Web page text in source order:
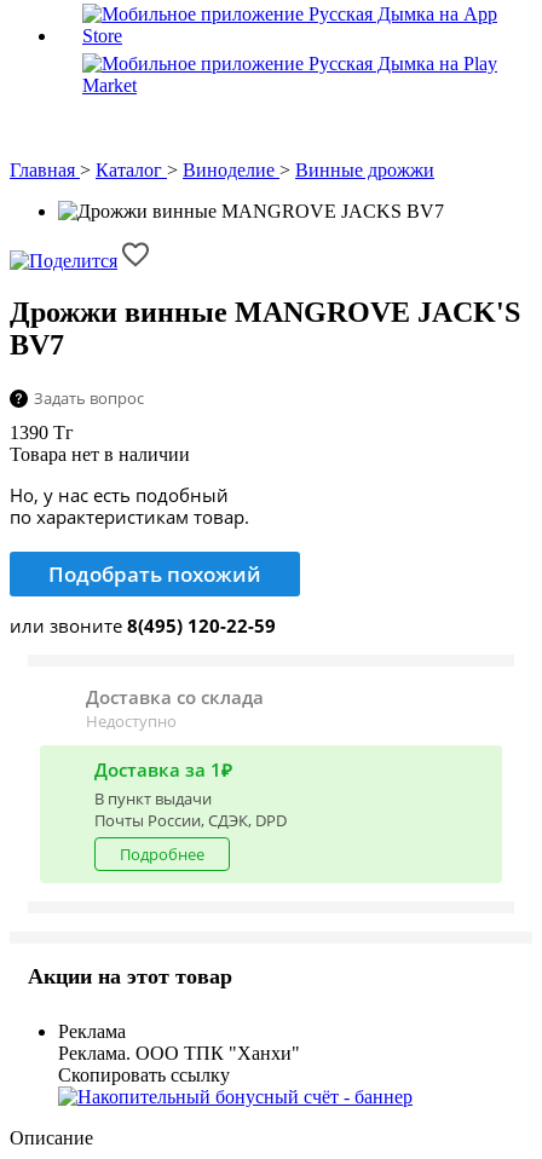
Главная > Каталог > Виноделие > Винные дрожжи
Дрожжи винные MANGROVE JACK'S
BV7
Задать вопрос
1390 Тг
Товара нет в наличии
Но, у нас есть подобный
по характеристикам товар.
Подобрать похожий
или звоните 8(495) 120-22-59
Доставка со склада
Недоступно
Доставка за 1₽
В пункт выдачи
Почты России, СДЭК, DPD
Подробнее
Акции на этот товар
Реклама
Реклама. ООО ТПК "Ханхи"
Скопировать ссылку
Описание